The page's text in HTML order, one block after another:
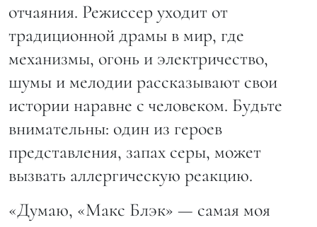
отчаяния. Режиссер уходит от
традиционной драмы в мир, где
механизмы, огонь и электричество,
шумы и мелодии рассказывают свои
истории наравне с человеком. Будьте
внимательны: один из героев
представления, запах серы, может
вызвать аллергическую реакцию.
«Думаю, «Макс Блэк» — самая моя